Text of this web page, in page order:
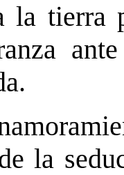
la tierra
la